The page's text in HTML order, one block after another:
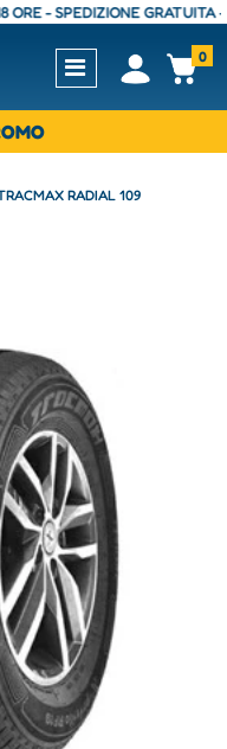
SPEDIZIONE GRATUITA -
Open0
RADIAL 109